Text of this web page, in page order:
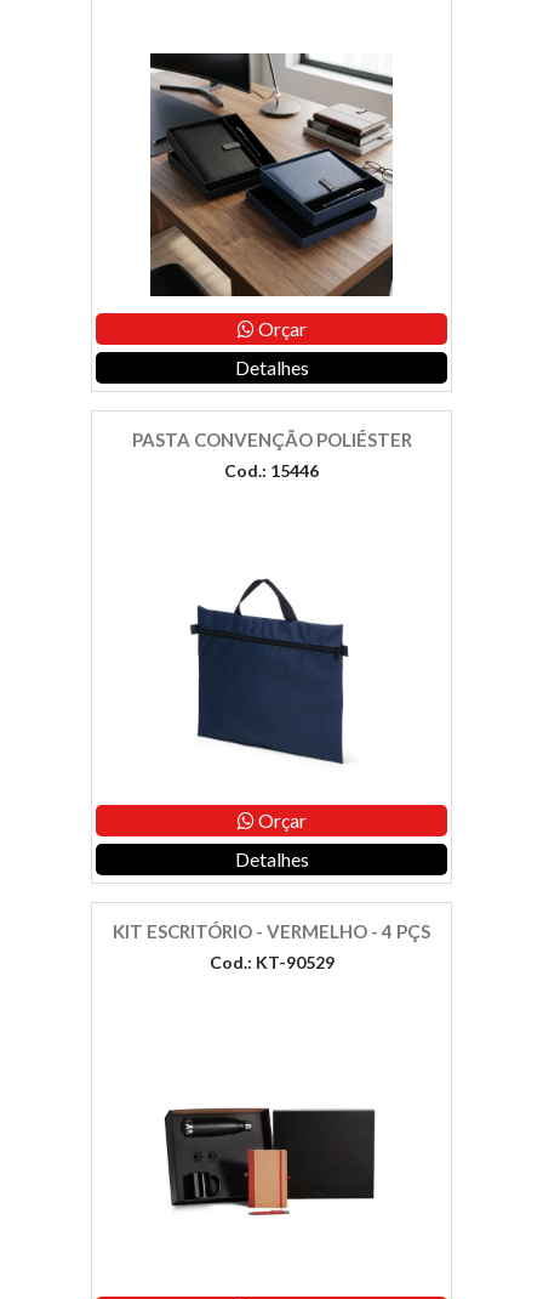
Orçar
Detalhes
PASTA CONVENÇÃO POLIÉSTER
Cod.: 15446
Orçar
Detalhes
KIT ESCRITÓRIO - VERMELHO - 4 PÇS
Cod.: KT-90529